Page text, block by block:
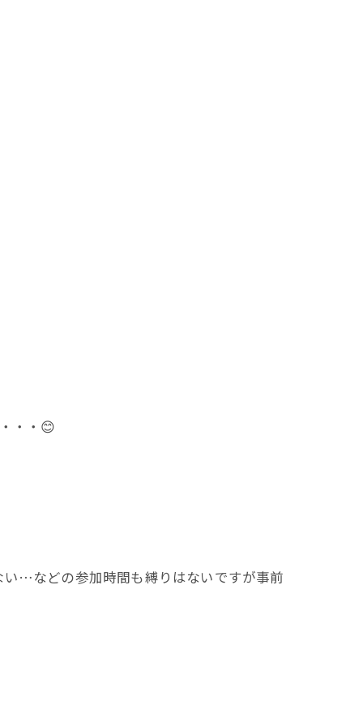
・・😊
…などの参加時間も縛りはないですが事前